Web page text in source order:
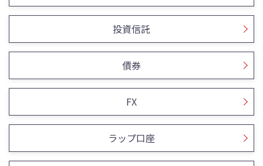
投資信託
債券
FX
ラップ口座